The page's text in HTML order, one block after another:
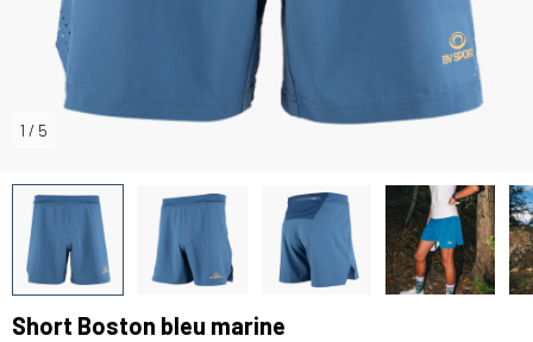
1 / 5
Short Boston bleu marine